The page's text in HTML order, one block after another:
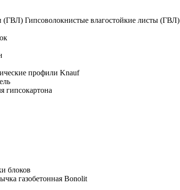
Гипсоволокнистые влагостойкие листы (ГВЛ)
профили Knauf
гипсокартона
блоков
газобетонная Bonolit